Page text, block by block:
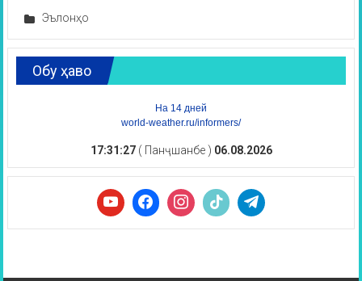
Эълонҳо
Обу ҳаво
На 14 дней
world-weather.ru/informers/
17:31:28( Панҷшанбе ) 06.08.2026